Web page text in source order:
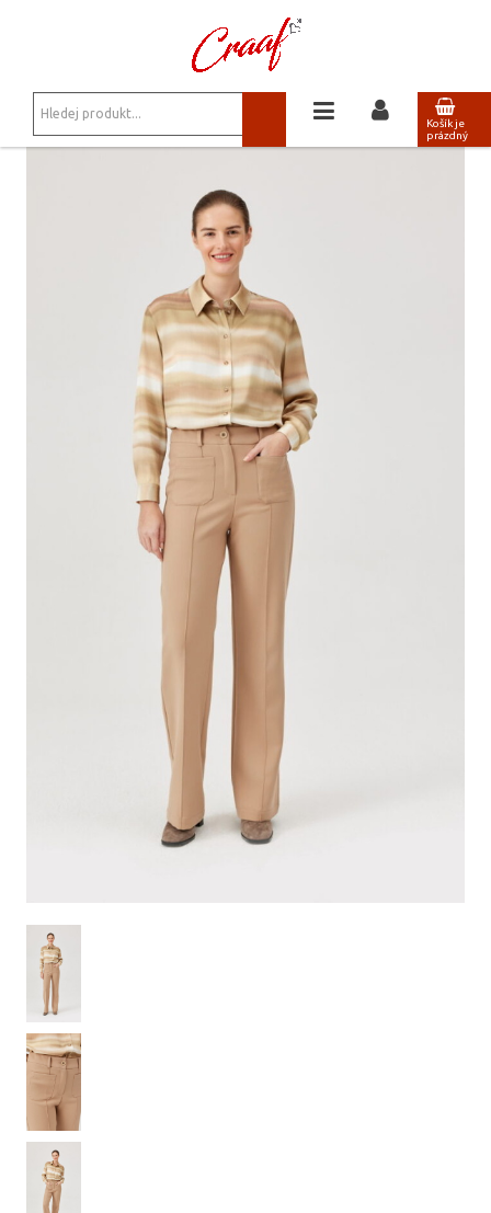
Košík je
prázdný
KALHOTY, KRAŤASY
VELBLOUDÍ ŠIROKÉ KALHOTY FERIA 717-5-23